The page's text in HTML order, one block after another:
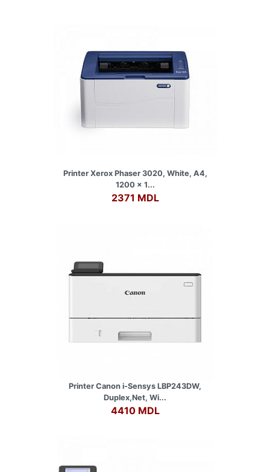
Printer Xerox Phaser 3020, White, A4,
1200 x 1...
2371 MDL
Printer Canon i-Sensys LBP243DW,
Duplex,Net, Wi...
4410 MDL